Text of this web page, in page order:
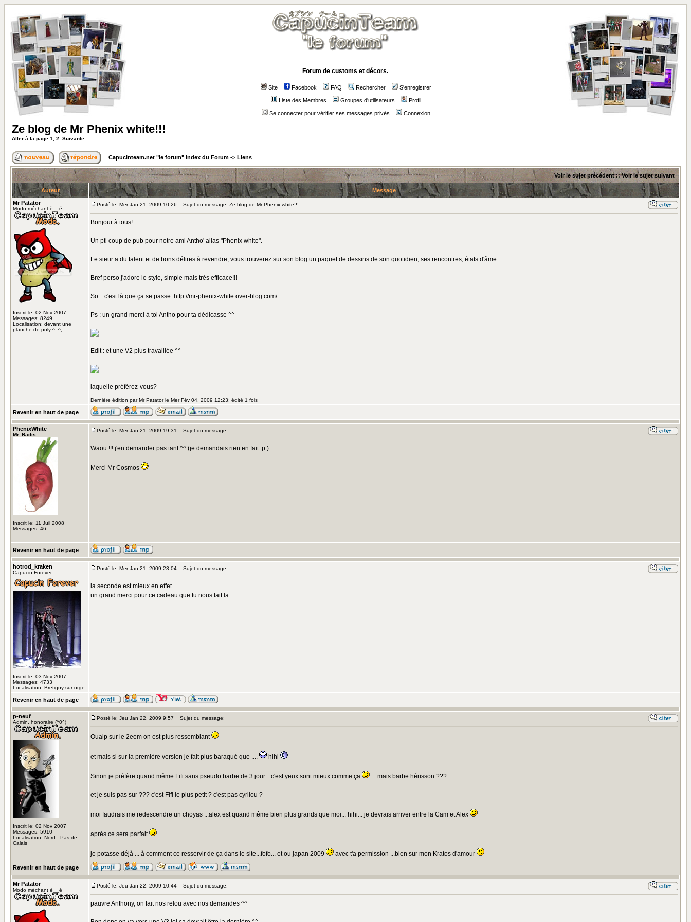
Forum de customs et décors.
Site Facebook FAQ Rechercher S'enregistrer
Liste des Membres Groupes d'utilisateurs Profil
Se connecter pour vérifier ses messages privés Connexion
Ze blog de Mr Phenix white!!!
Aller à la page 1 2 Suivante
Capucinteam.net "le forum" Index du Forum -> Liens
Voir le sujet précédent::Voir le sujet suivant
Auteur
Message
Mr Patator
Modo méchant è__é
Inscrit le: 02 Nov 2007
Messages: 8249
Localisation: devant une
planche de poly ^_^;
Posté le: Mer Jan 21, 2009 10:26 Sujet du message: Ze blog de Mr Phenix white!!!
Bonjour à tous!
Un pti coup de pub pour notre ami Antho' alias "Phenix white".
Le sieur a du talent et de bons délires à revendre, vous trouverez sur son blog un paquet de dessins de son quotidien, ses rencontres, états d'âme...
Bref perso j'adore le style, simple mais très efficace!!!
So... c'est là que ça se passe: http://mr-phenix-white.over-blog.com/
Ps : un grand merci à toi Antho pour ta dédicasse ^^
Edit : et une V2 plus travaillée ^^
laquelle préférez-vous?
Dernière édition par Mr Patator le Mer Fév 04, 2009 12:23; édité 1 fois
Revenir en haut de page
PhenixWhite
Mr. Radis
Inscrit le: 11 Juil 2008
Messages: 46
Posté le: Mer Jan 21, 2009 19:31 Sujet du message:
Waou !!! j'en demander pas tant ^^ (je demandais rien en fait :p )
Merci Mr Cosmos
Revenir en haut de page
hotrod_kraken
Capucin Forever
Inscrit le: 03 Nov 2007
Messages: 4733
Localisation: Bretigny sur orge
Posté le: Mer Jan 21, 2009 23:04 Sujet du message:
la seconde est mieux en effet
un grand merci pour ce cadeau que tu nous fait la
Revenir en haut de page
p-neuf
Admin. honoraire (^0^)
Inscrit le: 02 Nov 2007
Messages: 5910
Localisation: Nord - Pas de
Calais
Posté le: Jeu Jan 22, 2009 9:57 Sujet du message:
Ouaip sur le 2eem on est plus ressemblant
et mais si sur la première version je fait plus baraqué que .... hihi
Sinon je préfère quand même Fifi sans pseudo barbe de 3 jour... c'est yeux sont mieux comme ça ... mais barbe hérisson ???
et je suis pas sur ??? c'est Fifi le plus petit ? c'est pas cyrilou ?
moi faudrais me redescendre un choyas ...alex est quand même bien plus grands que moi... hihi... je devrais arriver entre la Cam et Alex
après ce sera parfait
je potasse déjà ... à comment ce resservir de ça dans le site...fofo... et ou japan 2009 avec t'a permission ...bien sur mon Kratos d'amour
Revenir en haut de page
Mr Patator
Modo méchant è__é
Posté le: Jeu Jan 22, 2009 10:44 Sujet du message:
pauvre Anthony, on fait nos relou avec nos demandes ^^